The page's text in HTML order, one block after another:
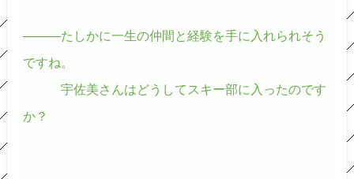
―――たしかに一生の仲間と経験を手に入れられそう
ですね。
宇佐美さんはどうしてスキー部に入ったのです
か？